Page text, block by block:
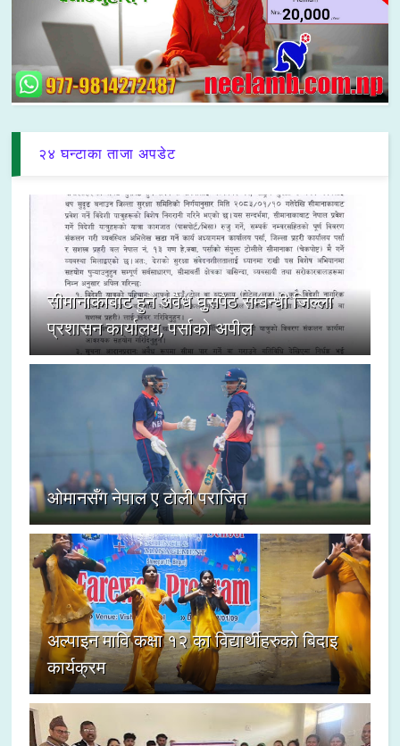
२४ घन्टाका ताजा अपडेट
सीमानाकाबाट हुने अवैध घुसपैठ सम्बन्धी जिल्ला
प्रशासन कार्यालय, पर्साको अपील
ओमानसँग नेपाल ए टोली पराजित
अल्पाइन मावि कक्षा १२ का विद्यार्थीहरुको बिदाइ
कार्यक्रम